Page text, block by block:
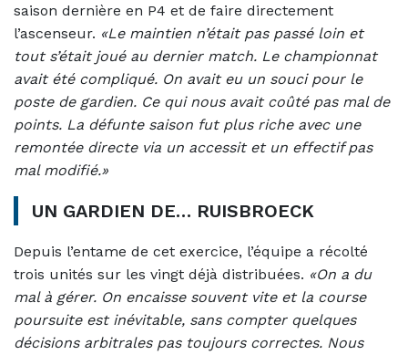
saison dernière en P4 et de faire directement
l’ascenseur. «Le maintien n’était pas passé loin et
tout s’était joué au dernier match. Le championnat
avait été compliqué. On avait eu un souci pour le
poste de gardien. Ce qui nous avait coûté pas mal de
points. La défunte saison fut plus riche avec une
remontée directe via un accessit et un effectif pas
mal modifié.»
UN GARDIEN DE… RUISBROECK
Depuis l’entame de cet exercice, l’équipe a récolté
trois unités sur les vingt déjà distribuées. «On a du
mal à gérer. On encaisse souvent vite et la course
poursuite est inévitable, sans compter quelques
décisions arbitrales pas toujours correctes. Nous